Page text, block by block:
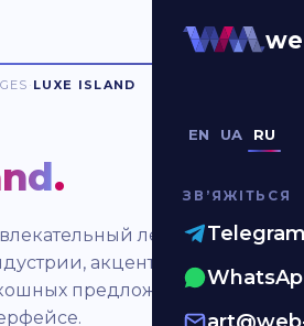
EN UA RU
ЗВʼЯЖІТЬСЯ
LUXE ISLAND
.
лендинг для
акцентируя
предложениях отдыха